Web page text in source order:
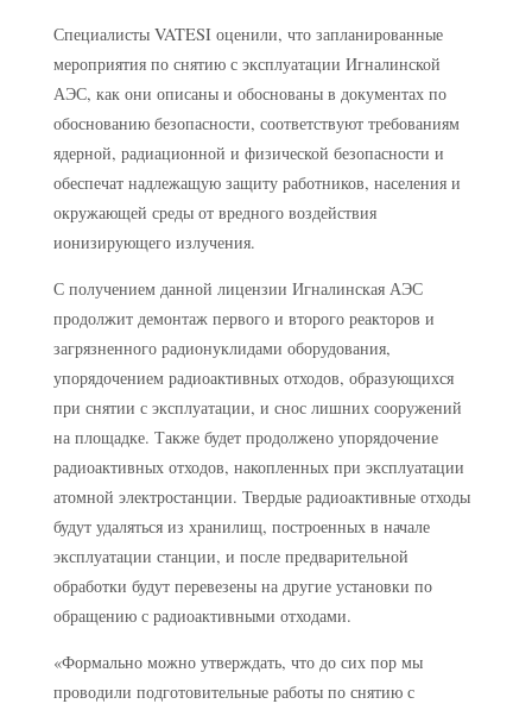
Специалисты VATESI оценили, что запланированные
мероприятия по снятию с эксплуатации Игналинской
АЭС, как они описаны и обоснованы в документах по
обоснованию безопасности, соответствуют требованиям
ядерной, радиационной и физической безопасности и
обеспечат надлежащую защиту работников, населения и
окружающей среды от вредного воздействия
ионизирующего излучения.
С получением данной лицензии Игналинская АЭС
продолжит демонтаж первого и второго реакторов и
загрязненного радионуклидами оборудования,
упорядочением радиоактивных отходов, образующихся
при снятии с эксплуатации, и снос лишних сооружений
на площадке. Также будет продолжено упорядочение
радиоактивных отходов, накопленных при эксплуатации
атомной электростанции. Твердые радиоактивные отходы
будут удаляться из хранилищ, построенных в начале
эксплуатации станции, и после предварительной
обработки будут перевезены на другие установки по
обращению с радиоактивными отходами.
«Формально можно утверждать, что до сих пор мы
проводили подготовительные работы по снятию с